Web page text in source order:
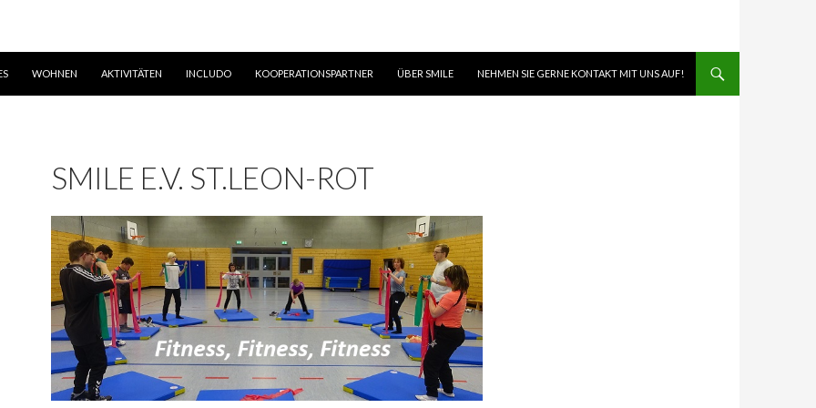
WOHNEN AKTIVITÄTEN INCLUDO KOOPERATIONSPARTNER ÜBER SMILE NEHMEN SIE GERNE KONTAKT MIT UNS AUF!
SMILE E.V. ST.LEON-ROT